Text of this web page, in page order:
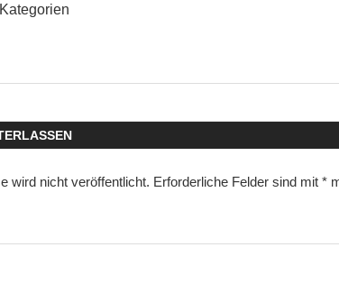
wird nicht veröffentlicht. Erforderliche Felder sind mit*